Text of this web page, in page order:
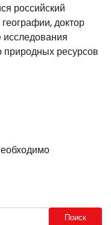
российский
доктор
исследования
ресурсов
Поиск